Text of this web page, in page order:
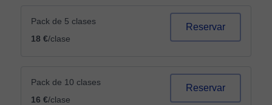
Pack de 5 clases
18 €/clase
Reservar
Pack de 10 clases
16 €/clase
Reservar